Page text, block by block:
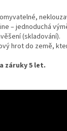
– jednoduchá
(skladování).
hrot do země,
záruky 5 let.